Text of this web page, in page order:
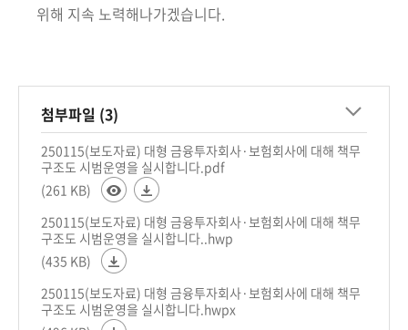
위해 지속 노력해나가겠습니다.
첨부파일 (3)
250115(보도자료) 대형 금융투자회사·보험회사에 대해 책무
구조도 시범운영을 실시합니다.pdf
(261 KB)
250115(보도자료) 대형 금융투자회사·보험회사에 대해 책무
구조도 시범운영을 실시합니다..hwp
(435 KB)
250115(보도자료) 대형 금융투자회사·보험회사에 대해 책무
구조도 시범운영을 실시합니다.hwpx